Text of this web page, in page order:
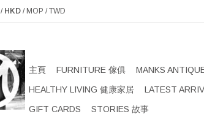
/ HKD / MOP /TWD
主頁 FURNITURE 傢俱 MANKS
HEALTHY LIVING 健康家居
LATEST
GIFT CARDS
STORIES 故事